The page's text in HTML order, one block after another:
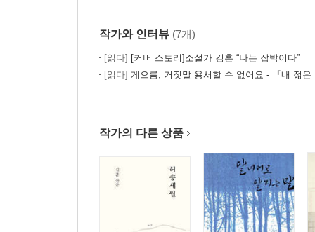
작가와 인터뷰 (7개)
[읽다] [커버 스토리]소설가 김훈 “나는 잡박이다”
[읽다] 게으름, 거짓말 용서할 수 없어요 - 『내 젊은
작가의 다른 상품